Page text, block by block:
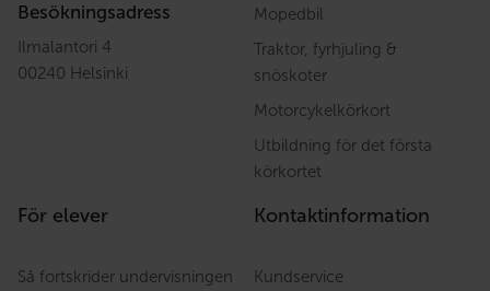
Besökningsadress
Ilmalantori 4
00240 Helsinki
Mopedbil
Traktor, fyrhjuling &
snöskoter
Motorcykelkörkort
Utbildning för det första
körkortet
För elever
Så fortskrider undervisningen
Kontaktinformation
Kundservice